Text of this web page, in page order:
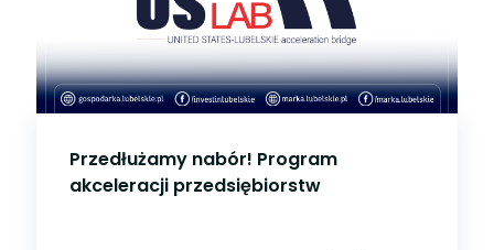
Przedłużamy nabór! Program
akceleracji przedsiębiorstw